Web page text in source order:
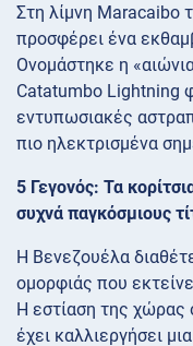
Στη λίμνη Maracaibo
προσφέρει ένα
Ονομάστηκε η
Catatumbo Lightning
εντυπωσιακές
πιο ηλεκτρισμένα
5 Γεγονός: Τα
συχνά παγκόσμιους
Η Βενεζουέλα
ομορφιάς που
Η εστίαση της χώρας
έχει καλλιεργήσει